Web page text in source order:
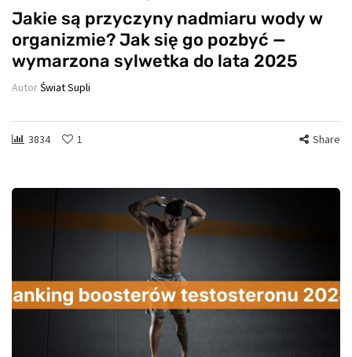
Jakie są przyczyny nadmiaru wody w
organizmie? Jak się go pozbyć —
wymarzona sylwetka do lata 2025
AutorŚwiat Supli
3834 1 Share